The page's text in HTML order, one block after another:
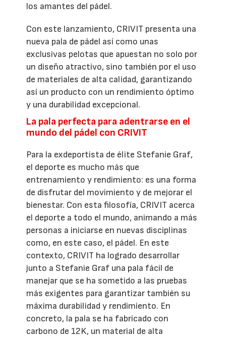
los amantes del pádel.
Con este lanzamiento, CRIVIT presenta una
nueva pala de pádel así como unas
exclusivas pelotas que apuestan no solo por
un diseño atractivo, sino también por el uso
de materiales de alta calidad, garantizando
así un producto con un rendimiento óptimo
y una durabilidad excepcional.
La pala perfecta para adentrarse en el
mundo del pádel con CRIVIT
Para la exdeportista de élite Stefanie Graf,
el deporte es mucho más que
entrenamiento y rendimiento: es una forma
de disfrutar del movimiento y de mejorar el
bienestar. Con esta filosofía, CRIVIT acerca
el deporte a todo el mundo, animando a más
personas a iniciarse en nuevas disciplinas
como, en este caso, el pádel. En este
contexto, CRIVIT ha logrado desarrollar
junto a Stefanie Graf una pala fácil de
manejar que se ha sometido a las pruebas
más exigentes para garantizar también su
máxima durabilidad y rendimiento. En
concreto, la pala se ha fabricado con
carbono de 12K, un material de alta